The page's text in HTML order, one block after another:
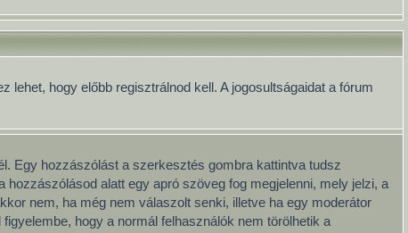
hogy előbb regisztrálnod kell. A jogosultságaidat a fórum
Egy hozzászólást a szerkesztés gombra kattintva tudsz
alatt egy apró szöveg fog megjelenni, mely jelzi, a
nem, ha még nem válaszolt senki, illetve ha egy moderátor
hogy a normál felhasználók nem törölhetik a